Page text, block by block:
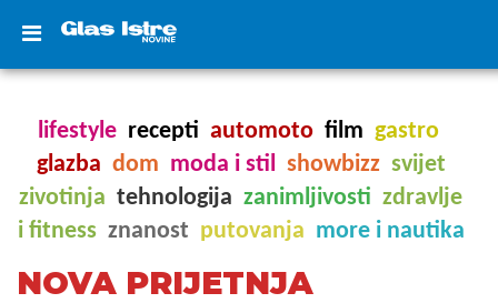
lifestyle recepti automoto film gastro
glazba dom moda i stil showbizz svijet
zivotinja tehnologija zanimljivosti zdravlje
i fitness znanost putovanja more i nautika
NOVA PRIJETNJA